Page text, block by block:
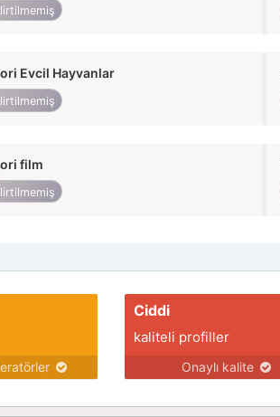
Evcil Hayvanlar
film
Ciddi
kaliteli profiller
Onaylı kalite